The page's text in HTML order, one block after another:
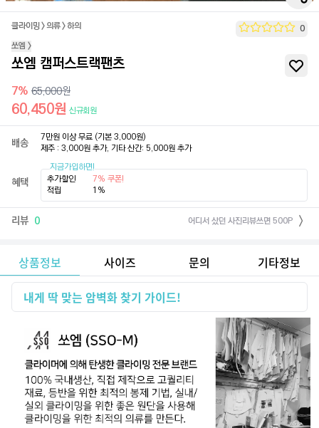
클라이밍>의류>하의
0
쏘엠 >
쏘엠 캠퍼스트랙팬츠
7% 65,000원
60,450원 신규회원
배송
7만원 이상 무료 (기본 3,000원)
제주 : 3,000원 추가, 기타 산간: 5,000원 추가
혜택
지금가입하면!
추가할인
7% 쿠폰!
적립
1%
리뷰 0 어디서 샀던 사진리뷰쓰면 500P
상품정보 사이즈 문의 기타정보
내게 딱 맞는 암벽화 찾기 가이드!